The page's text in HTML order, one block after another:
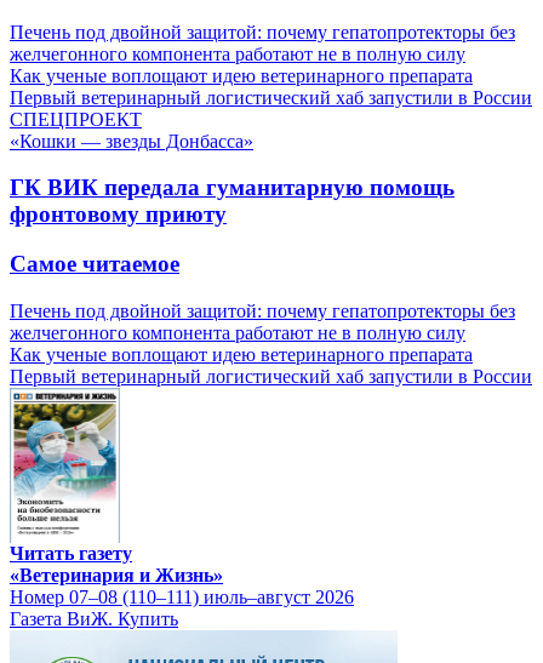
Печень под двойной защитой: почему гепатопротекторы без
желчегонного компонента работают не в полную силу
Как ученые воплощают идею ветеринарного препарата
Первый ветеринарный логистический хаб запустили в России
СПЕЦПРОЕКТ
«Кошки — звезды Донбасса»
ГК ВИК передала гуманитарную помощь
фронтовому приюту
Самое читаемое
Печень под двойной защитой: почему гепатопротекторы без
желчегонного компонента работают не в полную силу
Как ученые воплощают идею ветеринарного препарата
Первый ветеринарный логистический хаб запустили в России
Читать газету
«Ветеринария и Жизнь»
Номер 07–08 (110–111) июль–август 2026
Газета ВиЖ. Купить